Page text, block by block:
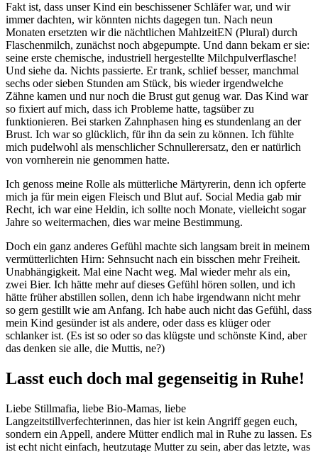
Fakt ist, dass unser Kind ein beschissener Schläfer war, und wir
immer dachten, wir könnten nichts dagegen tun. Nach neun
Monaten ersetzten wir die nächtlichen MahlzeitEN (Plural) durch
Flaschenmilch, zunächst noch abgepumpte. Und dann bekam er sie:
seine erste chemische, industriell hergestellte Milchpulverflasche!
Und siehe da. Nichts passierte. Er trank, schlief besser, manchmal
sechs oder sieben Stunden am Stück, bis wieder irgendwelche
Zähne kamen und nur noch die Brust gut genug war. Das Kind war
so fixiert auf mich, dass ich Probleme hatte, tagsüber zu
funktionieren. Bei starken Zahnphasen hing es stundenlang an der
Brust. Ich war so glücklich, für ihn da sein zu können. Ich fühlte
mich pudelwohl als menschlicher Schnullerersatz, den er natürlich
von vornherein nie genommen hatte.
Ich genoss meine Rolle als mütterliche Märtyrerin, denn ich opferte
mich ja für mein eigen Fleisch und Blut auf. Social Media gab mir
Recht, ich war eine Heldin, ich sollte noch Monate, vielleicht sogar
Jahre so weitermachen, dies war meine Bestimmung.
Doch ein ganz anderes Gefühl machte sich langsam breit in meinem
vermütterlichten Hirn: Sehnsucht nach ein bisschen mehr Freiheit.
Unabhängigkeit. Mal eine Nacht weg. Mal wieder mehr als ein,
zwei Bier. Ich hätte mehr auf dieses Gefühl hören sollen, und ich
hätte früher abstillen sollen, denn ich habe irgendwann nicht mehr
so gern gestillt wie am Anfang. Ich habe auch nicht das Gefühl, dass
mein Kind gesünder ist als andere, oder dass es klüger oder
schlanker ist. (Es ist so oder so das klügste und schönste Kind, aber
das denken sie alle, die Muttis, ne?)
Lasst euch doch mal gegenseitig in Ruhe!
Liebe Stillmafia, liebe Bio-Mamas, liebe
Langzeitstillverfechterinnen, das hier ist kein Angriff gegen euch,
sondern ein Appell, andere Mütter endlich mal in Ruhe zu lassen. Es
ist echt nicht einfach, heutzutage Mutter zu sein, aber das letzte, was